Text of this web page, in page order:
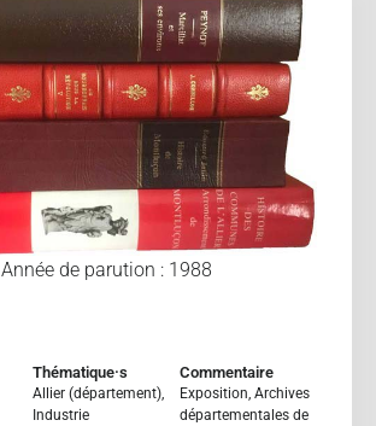
Année de parution : 1988
Thématique·s
Allier (département),
Industrie
Commentaire
Exposition, Archives
départementales de